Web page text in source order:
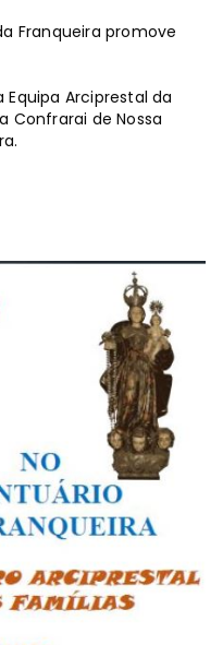
Franqueira promove
Arciprestal da
Confrarai de Nossa